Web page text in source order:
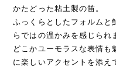
かたどった粘土製の笛。
ふっくらとしたフォルムと
らではの温かみを感じられ
どこかユーモラスな表情も
に楽しいアクセントを添え